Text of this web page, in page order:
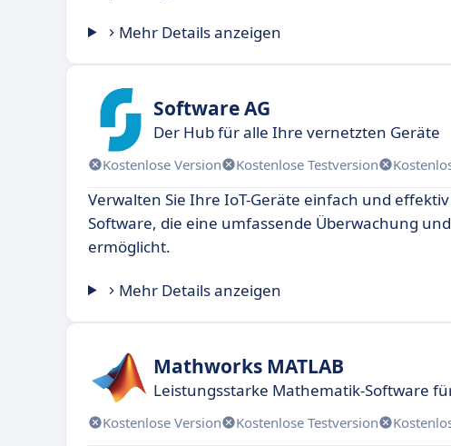
Mehr Details anzeigen
Software AG
Der Hub für alle Ihre vernetzten Geräte
Kostenlose Version Kostenlose Testversion
Verwalten Sie Ihre IoT-Geräte einfach und
Software, die eine umfassende Überwachung
ermöglicht.
Mehr Details anzeigen
Mathworks MATLAB
Leistungsstarke Mathematik-Software
Kostenlose Version Kostenlose Testversion